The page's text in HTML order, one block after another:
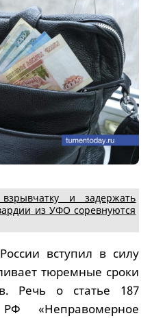
и задержать
из УФО соревнуются
вступил в силу
тюремные сроки
Речь о статье 187
«Неправомерное